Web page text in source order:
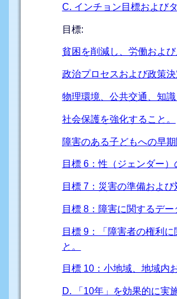
C. インチョン目標および
目標:
貧困を削減し、労働およ
政治プロセスおよび政策
物理環境、公共交通、知
社会保護を強化すること。
障害のある子どもへの早
目標 6：性（ジェンダー
目標 7：災害の準備およ
目標 8：障害に関するデ
目標 9：「障害者の権利
と。
目標 10：小地域、地域内
D. 「10年」を効果的に実